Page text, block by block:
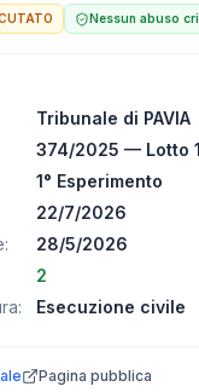
Nessun abuso
Tribunale di PAVIA
374/2025 — Lotto 1
1° Esperimento
22/7/2026
:
28/5/2026
2
: Esecuzione civile
Pagina pubblica